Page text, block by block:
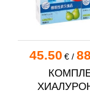
45.50 €/